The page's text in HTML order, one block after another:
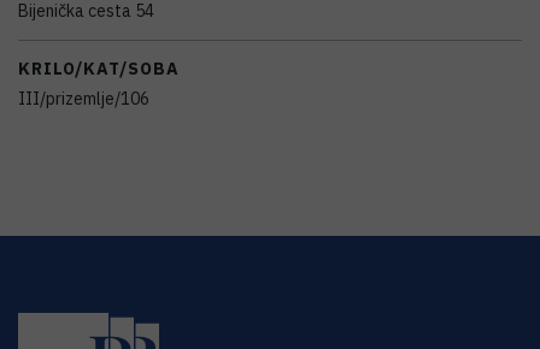
Bijenička cesta 54
KRILO/KAT/SOBA
III/prizemlje/106